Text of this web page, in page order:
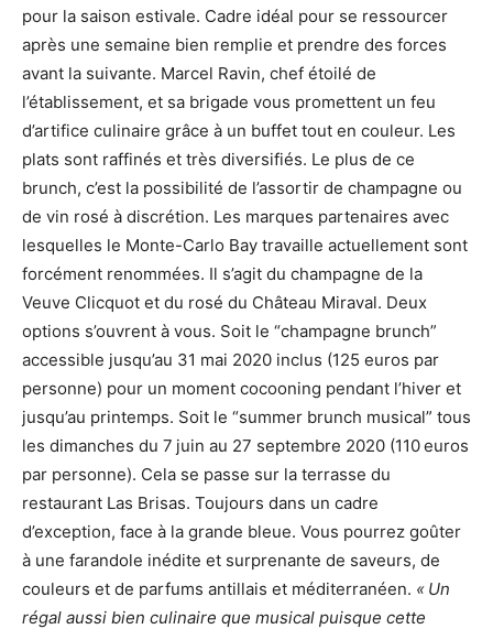
pour la saison estivale. Cadre idéal pour se ressourcer
après une semaine bien remplie et prendre des forces
avant la suivante. Marcel Ravin, chef étoilé de
l’établissement, et sa brigade vous promettent un feu
d’artifice culinaire grâce à un buffet tout en couleur. Les
plats sont raffinés et très diversifiés. Le plus de ce
brunch, c’est la possibilité de l’assortir de champagne ou
de vin rosé à discrétion. Les marques partenaires avec
lesquelles le Monte-Carlo Bay travaille actuellement sont
forcément renommées. Il s’agit du champagne de la
Veuve Clicquot et du rosé du Château Miraval. Deux
options s’ouvrent à vous. Soit le “champagne brunch”
accessible jusqu’au 31 mai 2020 inclus (125 euros par
personne) pour un moment cocooning pendant l’hiver et
jusqu’au printemps. Soit le “summer brunch musical” tous
les dimanches du 7 juin au 27 septembre 2020 (110 euros
par personne). Cela se passe sur la terrasse du
restaurant Las Brisas. Toujours dans un cadre
d’exception, face à la grande bleue. Vous pourrez goûter
à une farandole inédite et surprenante de saveurs, de
couleurs et de parfums antillais et méditerranéen. « Un
régal aussi bien culinaire que musical puisque cette